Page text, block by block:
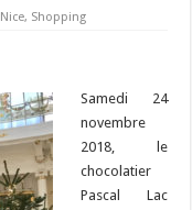
Nice, Shopping
Samedi 24
novembre
2018, le
chocolatier
Pascal Lac